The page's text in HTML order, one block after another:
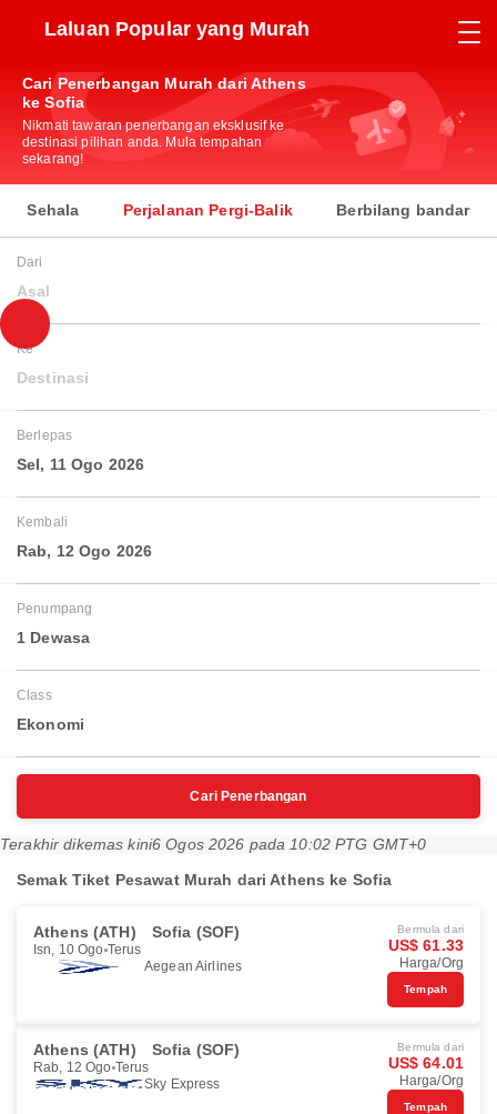
Laluan Popular yang Murah
Cari Penerbangan Murah dari Athens
ke Sofia
Nikmati tawaran penerbangan eksklusif ke
destinasi pilihan anda. Mula tempahan
sekarang!
Sehala Perjalanan Pergi-Balik Berbilang bandar
Dari
Asal
Ke
Destinasi
Berlepas
Sel, 11 Ogo 2026
Kembali
Rab, 12 Ogo 2026
Penumpang
1 Dewasa
Class
Ekonomi
Cari Penerbangan
Terakhir dikemas kini6 Ogos 2026 pada 10:02 PTG GMT+0
Semak Tiket Pesawat Murah dari Athens ke Sofia
Athens (ATH) Sofia (SOF)
Isn, 10 Ogo Terus
Aegean Airlines
Bermula dari
US$ 61.33
Harga/Org
Tempah
Athens (ATH) Sofia (SOF)
Rab, 12 Ogo Terus
Sky Express
Bermula dari
US$ 64.01
Harga/Org
Tempah